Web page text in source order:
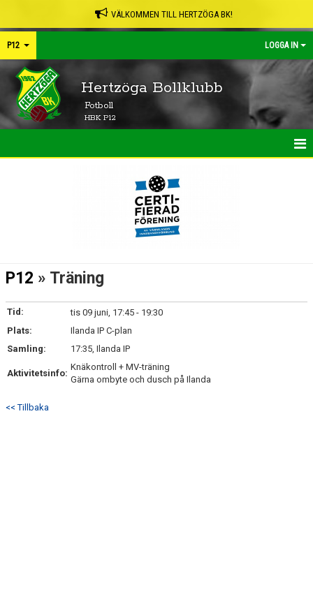
VÄLKOMMEN TILL HERTZÖGA BK!
P12 LOGGA IN
Hertzöga Bollklubb
Fotboll
HBK P12
BILDGALLERI
P12 » Träning
Tid:
tis 09 juni, 17:45 - 19:30
Plats:
Ilanda IP C-plan
Samling:
17:35, Ilanda IP
Aktivitetsinfo:
Knäkontroll + MV-träning
Gärna ombyte och dusch på Ilanda
<< Tillbaka